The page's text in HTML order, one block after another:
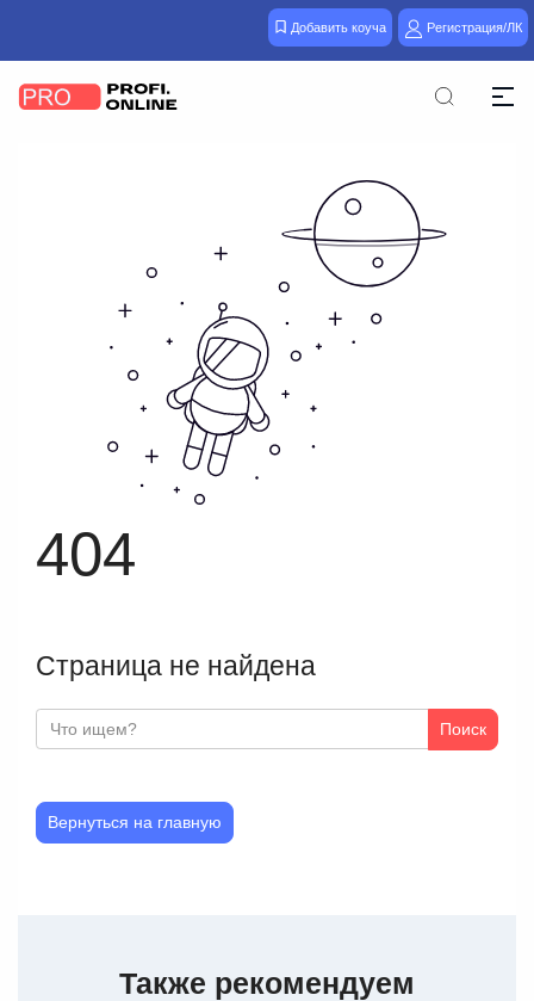
Добавить коуча Регистрация/ЛК
404
Страница не найдена
Поиск
Вернуться на главную
Также рекомендуем